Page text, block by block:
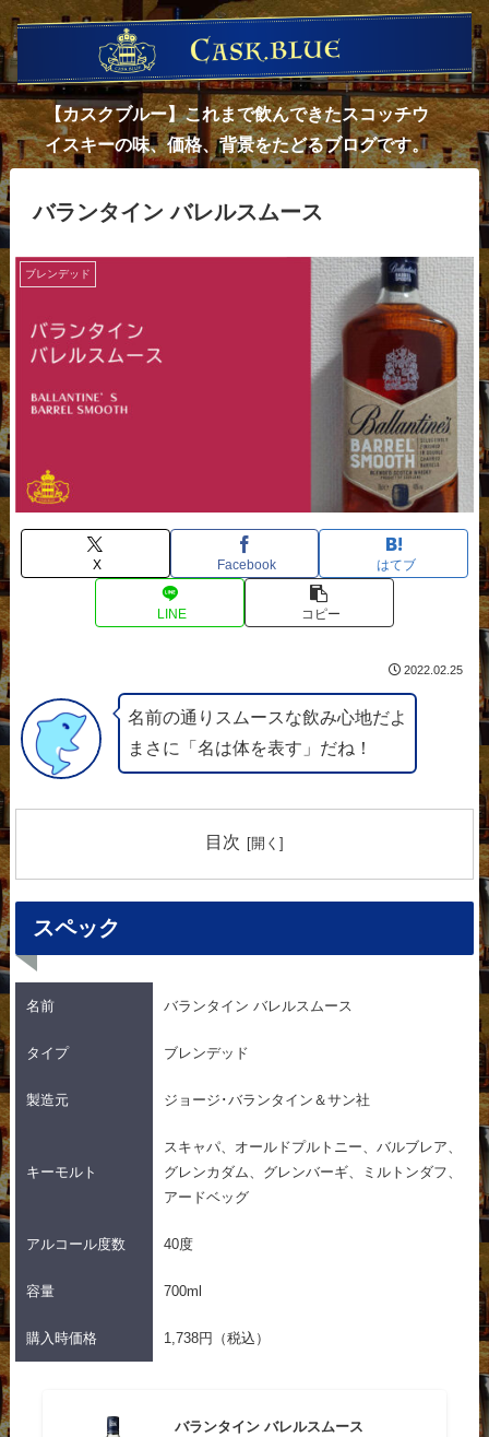
【カスクブルー】これまで飲んできたスコッチウ
イスキーの味、価格、背景をたどるブログです。
バランタイン バレルスムース
ブレンデッド
X Facebook はてブ
LINE コピー
2022.02.25
名前の通りスムースな飲み心地だよ
まさに「名は体を表す」だね！
目次
スペック
名前 バランタイン バレルスムース
タイプ ブレンデッド
製造元 ジョージ･バランタイン＆サン社
キーモルト
スキャパ、オールドプルトニー、バルブレア、
グレンカダム、グレンバーギ、ミルトンダフ、
アードベッグ
アルコール度数 40度
容量 700ml
購入時価格 1,738円（税込）
バランタイン バレルスムース